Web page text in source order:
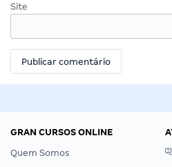
Site
GRAN CURSOS ONLINE
Quem Somos